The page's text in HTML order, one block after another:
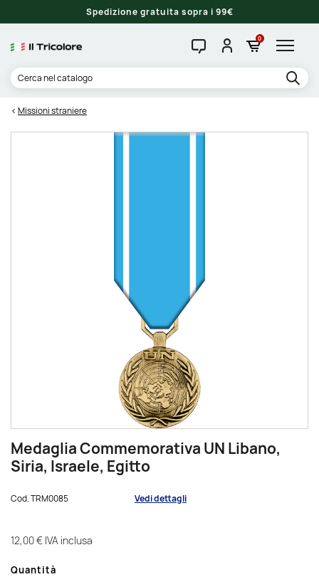
Spedizione gratuita sopra i 99€
0
Missioni straniere
Medaglia Commemorativa UN Libano,
Siria, Israele, Egitto
Cod.TRM0085 Vedi dettagli
12,00 € IVA inclusa
Quantità